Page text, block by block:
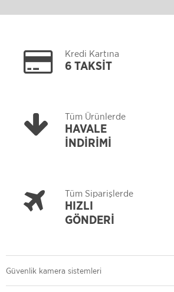
Kredi Kartına
6 TAKSİT
Tüm Ürünlerde
HAVALE
İNDİRİMİ
Tüm Siparişlerde
HIZLI
GÖNDERİ
Güvenlik kamera sistemleri